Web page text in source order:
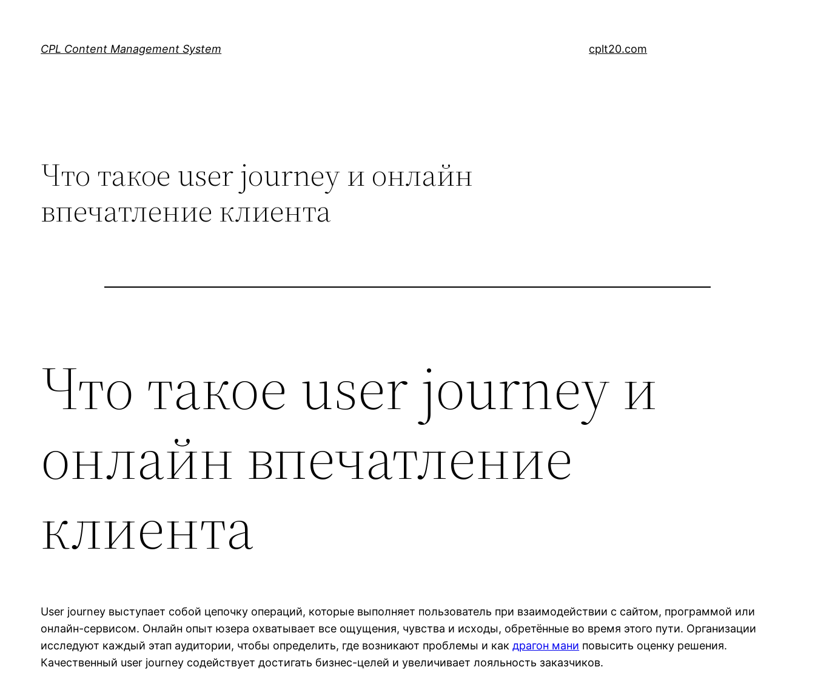
CPL Content Management System cplt20.com
Что такое user journey и онлайн
впечатление клиента
Что такое user journey и
онлайн впечатление
клиента
User journey выступает собой цепочку операций, которые выполняет пользователь при взаимодействии с сайтом, программой или
онлайн-сервисом. Онлайн опыт юзера охватывает все ощущения, чувства и исходы, обретённые во время этого пути. Организации
исследуют каждый этап аудитории, чтобы определить, где возникают проблемы и какдрагон мани повысить оценку решения.
Качественный user journey содействует достигать бизнес-целей и увеличивает лояльность заказчиков.